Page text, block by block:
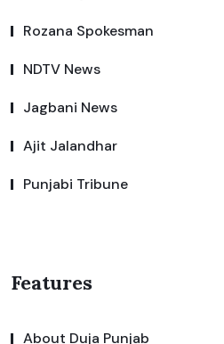
Rozana Spokesman
NDTV News
Jagbani News
Ajit Jalandhar
Punjabi Tribune
Features
About Duja Punjab